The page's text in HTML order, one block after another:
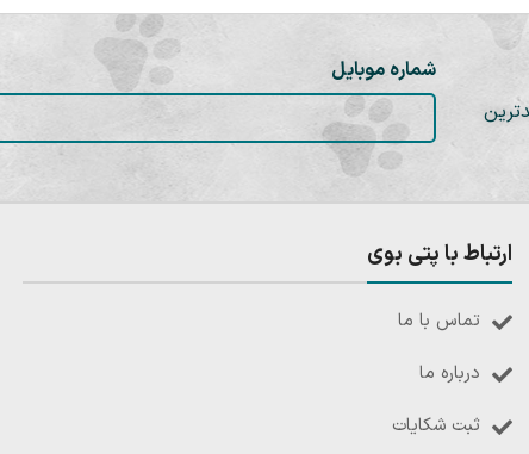
شماره موبایل
ارتباط با پتی بوی
تماس با ما
درباره ما
ثبت شکایات